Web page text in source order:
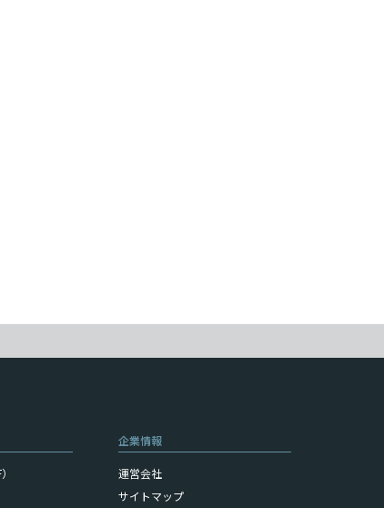
企業情報
運営会社
サイトマップ